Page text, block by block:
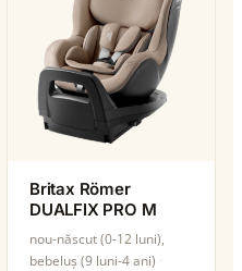
Britax Römer
DUALFIX PRO M
nou-născut (0-12 luni),
bebeluș (9 luni-4 ani)